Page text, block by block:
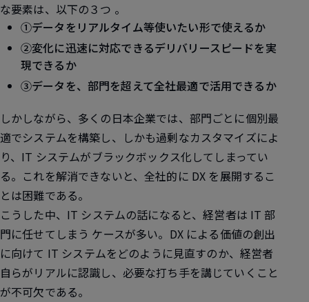
な要素は、以下の３つ 。
①データをリアルタイム等使いたい形で使えるか
②変化に迅速に対応できるデリバリースピードを実
現できるか
③データを、部門を超えて全社最適で活用できるか
しかしながら、多くの日本企業では、部門ごとに個別最
適でシステムを構築し、しかも過剰なカスタマイズによ
り、IT システムがブラックボックス化してしまってい
る。これを解消できないと、全社的に DX を展開するこ
とは困難である。
こうした中、IT システムの話になると、経営者は IT 部
門に任せてしまう ケースが多い。DX による価値の創出
に向けて IT システムをどのように見直すのか、経営者
自らがリアルに認識し、必要な打ち手を講じていくこと
が不可欠である。